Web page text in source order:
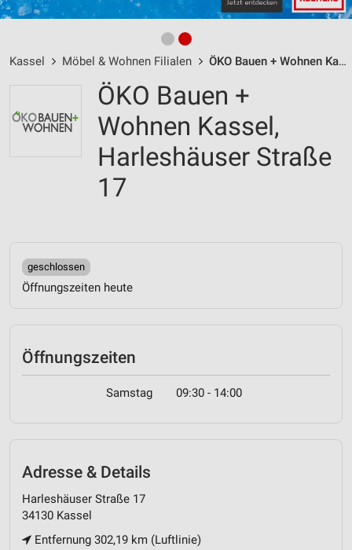
Kassel Möbel & Wohnen Filialen ÖKO Bauen + Wohnen Kassel / Harleshäuser Straße 17 - Öffnungszeiten & Adresse
ÖKO Bauen +
Wohnen Kassel,
Harleshäuser Straße
17
geschlossen
Öffnungszeiten heute
Öffnungszeiten
Samstag 09:30 - 14:00
Adresse & Details
Harleshäuser Straße 17
34130 Kassel
Entfernung 302,19 km (Luftlinie)